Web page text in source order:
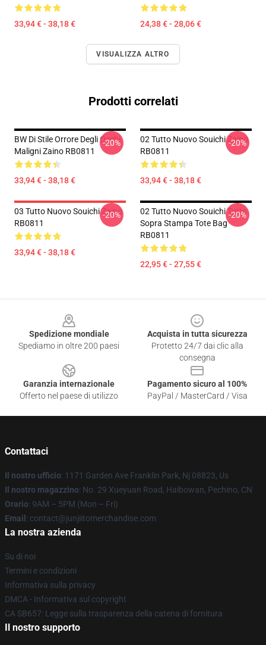
33,94 € - 38,18 € 24,38 € - 28,06 €
VISUALIZZA ALTRO
Prodotti correlati
BW Di Stile Orrore Degli Occhi
Maligni Zaino RB0811
33,94 € - 38,18 €
-20%
02 Tutto Nuovo Souichi Zaino
RB0811
33,94 € - 38,18 €
-20%
03 Tutto Nuovo Souichi Zaino
RB0811
33,94 € - 38,18 €
-20%
02 Tutto Nuovo Souichi Tutto
Sopra Stampa Tote Bag
RB0811
22,95 € - 27,55 €
-20%
Spedizione mondiale
Spediamo in oltre 200 paesi
Acquista in tutta sicurezza
Protetto 24/7 dai clic alla
consegna
Garanzia internazionale
Offerto nel paese di utilizzo
Pagamento sicuro al 100%
PayPal / MasterCard / Visa
Contattaci
Il nostro ufficio: 1171 Garden Ave Franklin Park, Nj 08823, Us
Il nostro magazzino: No. 29 Xueyuan Road, Haibowan, Pechino, CN
Orario: 9AM – 5PM (Mon – Fri)
Email : contact@junjiitomerchandise.com
La nostra azienda
Su di noi
Termini e condizioni
Informativa sulla privacy
DMCA - Informativa sul copyright
CA SB657: Legge sulla trasparenza della catena di fornitura
Il nostro supporto